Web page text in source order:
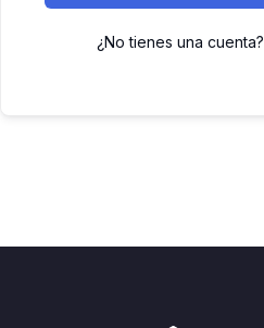
¿No tienes una cuenta?